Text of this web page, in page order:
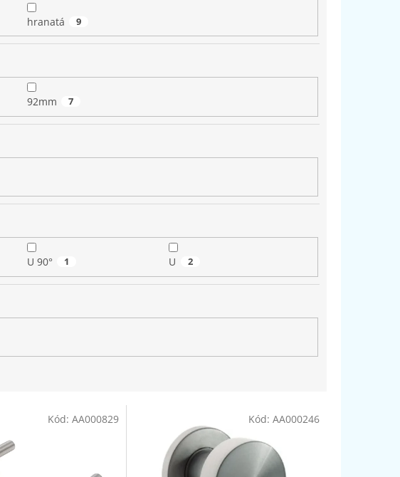
hranatá 9
92mm 7
U 90° 1 U 2
Kód: AA000829 Kód: AA000246